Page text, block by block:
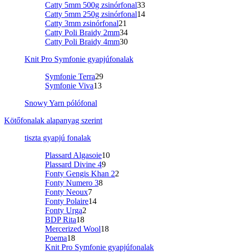
Catty 5mm 500g zsinórfonal33
Catty 5mm 250g zsinórfonal14
Catty 3mm zsinórfonal21
Catty Poli Braidy 2mm34
Catty Poli Braidy 4mm30
Knit Pro Symfonie gyapjúfonalak
Symfonie Terra29
Symfonie Viva13
Snowy Yarn pólófonal
Kötőfonalak alapanyag szerint
tiszta gyapjú fonalak
Plassard Algasoie10
Plassard Divine 49
Fonty Gengis Khan 22
Fonty Numero 38
Fonty Neoux7
Fonty Polaire14
Fonty Urga2
BDP Rita18
Mercerized Wool18
Poema18
Knit Pro Symfonie gyapjúfonalak